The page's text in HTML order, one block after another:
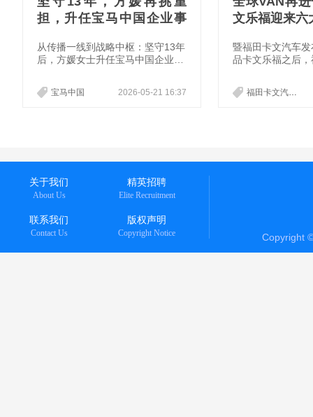
担，升任宝马中国企业事
从传播一线到战略中枢：坚守13年
后，方媛女士升任宝马中国企业事
2026-05-21 16:37
宝马中国
文乐福迎来六
暨福田卡文汽车
品卡文乐福之后
续推动全球商用
向世界输出中国
福田卡文汽车
关于我们
About Us
精英招聘
Elite Recruitment
联系我们
Contact Us
版权声明
Copyright Notice Copyright